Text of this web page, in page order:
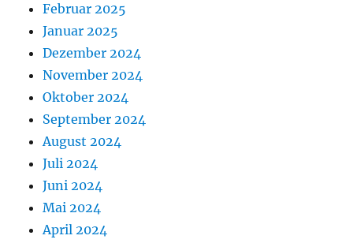
Februar 2025
Januar 2025
Dezember 2024
November 2024
Oktober 2024
September 2024
August 2024
Juli 2024
Juni 2024
Mai 2024
April 2024